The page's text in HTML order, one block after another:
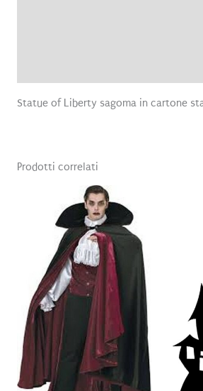
Statue of Liberty sagoma in cartone
Prodotti correlati